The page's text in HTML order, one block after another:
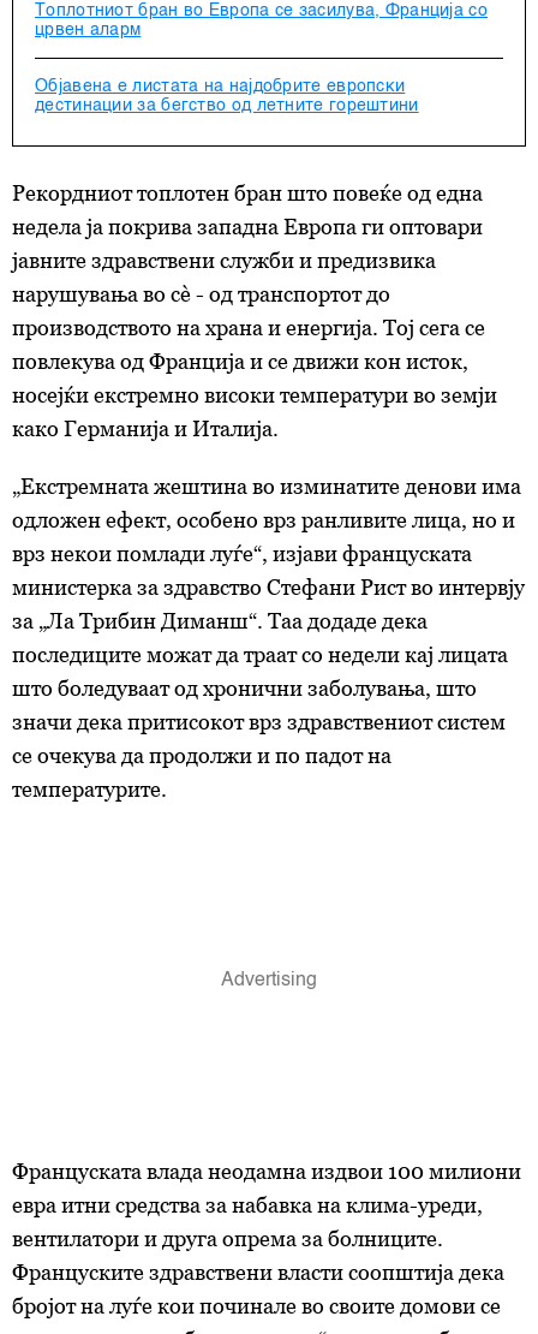
Топлотниот бран во Европа се засилува, Франција со
црвен аларм
Објавена е листата на најдобрите европски
дестинации за бегство од летните горештини
Рекордниот топлотен бран што повеќе од една
недела ја покрива западна Европа ги оптовари
јавните здравствени служби и предизвика
нарушувања во сè - од транспортот до
производството на храна и енергија. Тој сега се
повлекува од Франција и се движи кон исток,
носејќи екстремно високи температури во земји
како Германија и Италија.
„Екстремната жештина во изминатите денови има
одложен ефект, особено врз ранливите лица, но и
врз некои помлади луѓе“, изјави француската
министерка за здравство Стефани Рист во интервју
за „Ла Трибин Диманш“. Таа додаде дека
последиците можат да траат со недели кај лицата
што боледуваат од хронични заболувања, што
значи дека притисокот врз здравствениот систем
се очекува да продолжи и по падот на
температурите.
Француската влада неодамна издвои 100 милиони
евра итни средства за набавка на клима-уреди,
вентилатори и друга опрема за болниците.
Француските здравствени власти соопштија дека
бројот на луѓе кои починале во своите домови се